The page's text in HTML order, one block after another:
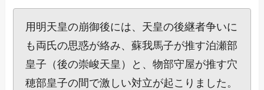
用明天皇の崩御後には、天皇の後継者争いに
も両氏の思惑が絡み、蘇我馬子が推す泊瀬部
皇子（後の崇峻天皇）と、物部守屋が推す穴
穂部皇子の間で激しい対立が起こりました。